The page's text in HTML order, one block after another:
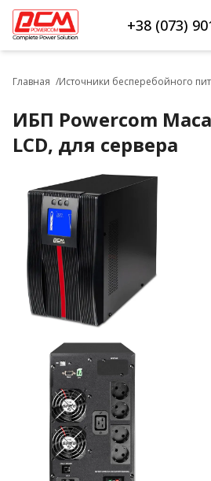
+38 (073)
Главная Источники бесперебойного
ИБП Powercom
LCD, для сервера